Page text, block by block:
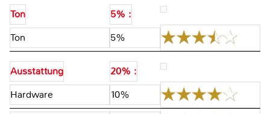
Ton
5% :
Ton
5%
Ausstattung
20% :
Hardware
10%